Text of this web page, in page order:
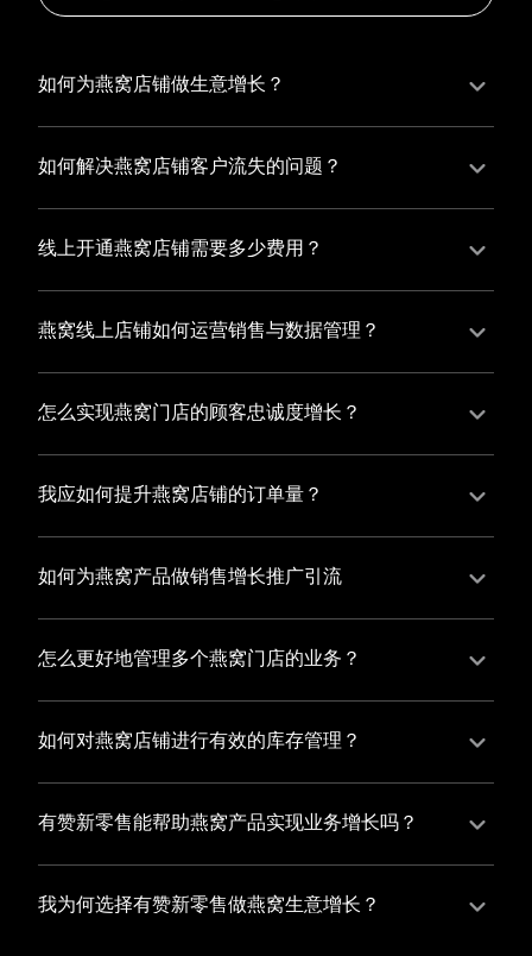
如何为燕窝店铺做生意增长？
为燕窝店铺实现持续生意增长，您可以通过有赞新零售
的一体化解决方案，整合线上线下资源，实现商品管
铺的运营效率，促进业务增长。
如何解决燕窝店铺客户流失的问题？
燕窝店铺精细化运营，有赞私域运营助您轻松解决客户
流失问题，通过有赞微商城、有赞小程序商城搭建专属
购率，实现业绩增长！
线上开通燕窝店铺需要多少费用？
选择有赞新零售，您可以开通燕窝店铺，快速搭建属于
您的有赞微商城，我们为您提供有赞微商城、有赞私域
共同打造独具特色的品牌，携手共创辉煌事业！
燕窝线上店铺如何运营销售与数据管理？
有赞新零售旗下的有赞微商城、有赞私域运营和有赞小
程序商城，为您的线上店铺提供一站式解决方案，从运
态。
怎么实现燕窝门店的顾客忠诚度增长？
您可以使用有赞的会员管理系统，建立自己的会员体
系，通过赠送积分、折扣等福利来吸引顾客再次购买，
度。
我应如何提升燕窝店铺的订单量？
您可以使用有赞的裂变营销功能，通过给用户发放优惠
券、邀请好友等方式，吸引更多的用户下单购买，并激
如何为燕窝产品做销售增长推广引流
有赞新零售旗下产品营销工具、比如优惠券、满减活动
等，吸引更多客户到店消费。另外，通过有赞的微信公
以帮助您增加客流量，赢得客户的青睐
怎么更好地管理多个燕窝门店的业务？
有赞新零售一站式解决方案，包括有赞微商城、有赞私
域运营以及有赞小程序商城，将助您轻松打通线上线下
的业务蓬勃发展，收获更多满意客户。
如何对燕窝店铺进行有效的库存管理？
您可以使用有赞的门店管理系统，它可以帮助您实现门
店数据的集中管理，包括订单管理、员工管理、库存管
有赞新零售能帮助燕窝产品实现业务增长吗？
有赞新零售作为业内领先的一站式解决方案，整合线上
线下渠道、提供多样化店铺搭建、会员营销和大数据分
我为何选择有赞新零售做燕窝生意增长？